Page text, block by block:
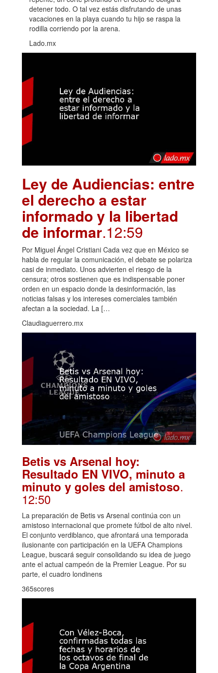
detener todo. O tal vez estás disfrutando de unas
vacaciones en la playa cuando tu hijo se raspa la
rodilla corriendo por la arena.
Lado.mx
Ley de Audiencias: entre
el derecho a estar
informado y la libertad
de informar.12:59
Por Miguel Ángel Cristiani Cada vez que en México se
habla de regular la comunicación, el debate se polariza
casi de inmediato. Unos advierten el riesgo de la
censura; otros sostienen que es indispensable poner
orden en un espacio donde la desinformación, las
noticias falsas y los intereses comerciales también
afectan a la sociedad. La […
Claudiaguerrero.mx
Betis vs Arsenal hoy:
Resultado EN VIVO, minuto a
minuto y goles del amistoso.
12:50
La preparación de Betis vs Arsenal continúa con un
amistoso internacional que promete fútbol de alto nivel.
El conjunto verdiblanco, que afrontará una temporada
ilusionante con participación en la UEFA Champions
League, buscará seguir consolidando su idea de juego
ante el actual campeón de la Premier League. Por su
parte, el cuadro londinens
365scores